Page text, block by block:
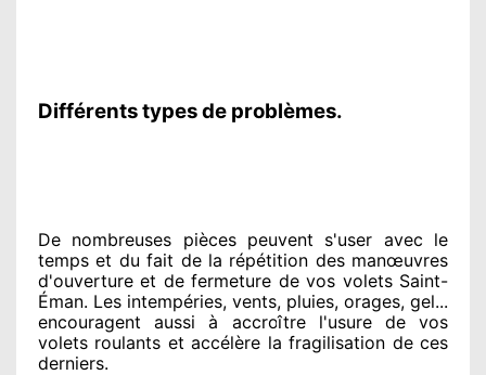
Différents types de problèmes.
De nombreuses pièces peuvent s'user avec le
temps et du fait de la répétition des manœuvres
d'ouverture et de fermeture de vos volets Saint-
Éman. Les intempéries, vents, pluies, orages, gel...
encouragent aussi à accroîtrel'usure de vos
volets roulants et accélère la fragilisation de ces
derniers.